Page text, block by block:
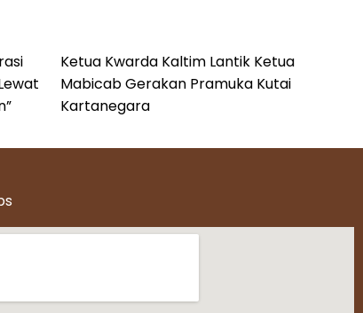
Ketua Kwarda Kaltim Lantik Ketua
Mabicab Gerakan Pramuka Kutai
Kartanegara